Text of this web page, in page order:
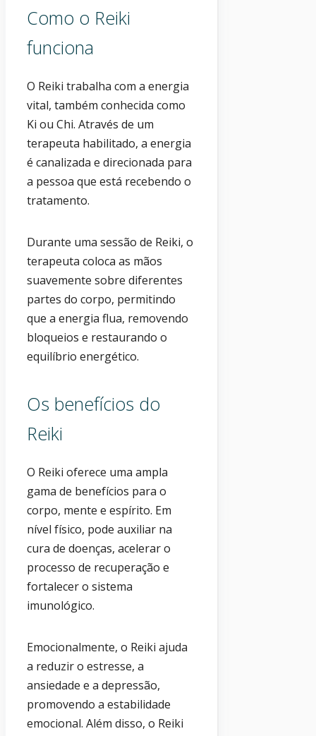
Como o Reiki
funciona
O Reiki trabalha com a energia
vital, também conhecida como
Ki ou Chi. Através de um
terapeuta habilitado, a energia
é canalizada e direcionada para
a pessoa que está recebendo o
tratamento.
Durante uma sessão de Reiki, o
terapeuta coloca as mãos
suavemente sobre diferentes
partes do corpo, permitindo
que a energia flua, removendo
bloqueios e restaurando o
equilíbrio energético.
Os benefícios do
Reiki
O Reiki oferece uma ampla
gama de benefícios para o
corpo, mente e espírito. Em
nível físico, pode auxiliar na
cura de doenças, acelerar o
processo de recuperação e
fortalecer o sistema
imunológico.
Emocionalmente, o Reiki ajuda
a reduzir o estresse, a
ansiedade e a depressão,
promovendo a estabilidade
emocional. Além disso, o Reiki